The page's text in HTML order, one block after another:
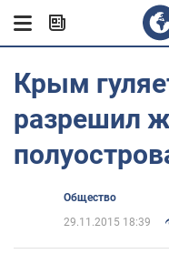
Крым
разрешил
Общество
29.11.2015 18:39